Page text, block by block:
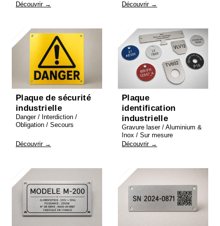
Découvrir →
Découvrir →
Plaque de sécurité
industrielle
Danger / Interdiction /
Obligation / Secours
Découvrir →
Plaque
identification
industrielle
Gravure laser / Aluminium &
Inox / Sur mesure
Découvrir →